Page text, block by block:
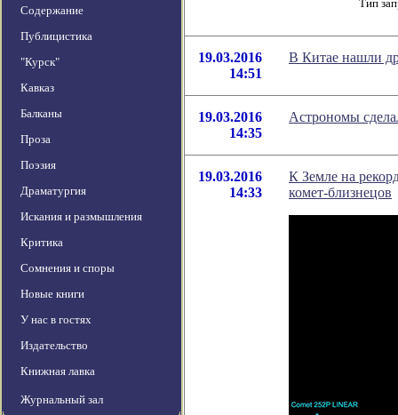
Содержание
Публицистика
"Курск"
Кавказ
Балканы
Проза
Поэзия
Драматургия
Искания и размышления
Критика
Сомнения и споры
Новые книги
У нас в гостях
Издательство
Книжная лавка
Журнальный зал
Тип
19.03.2016
14:51
В Китае нашли
19.03.2016
14:35
Астрономы
19.03.2016
14:33
К Земле на
комет-близнецов